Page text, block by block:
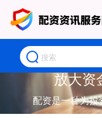
放大资
配资是一种为